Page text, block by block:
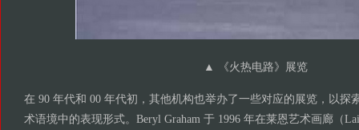
▲ 《火热电路》展览
在 90 年代和 00 年代初，其他机构也举办了一些对应的展览，以探
术语境中的表现形式。Beryl Graham 于 1996 年在莱恩艺术画廊（